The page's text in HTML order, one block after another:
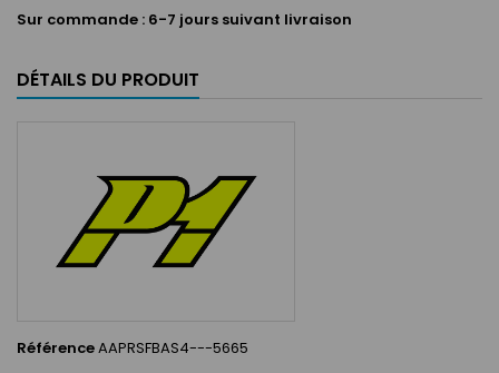
Sur commande : 6-7 jours suivant livraison
DÉTAILS DU PRODUIT
RéférenceAAPRSFBAS4---5665